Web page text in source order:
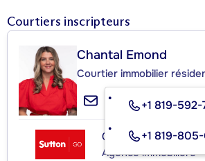
Courtiers inscripteurs
Chantal Emond
Courtier immobilier
+1 819-592-
+1 819-
GROUPE SUTTON
Agence immobilière